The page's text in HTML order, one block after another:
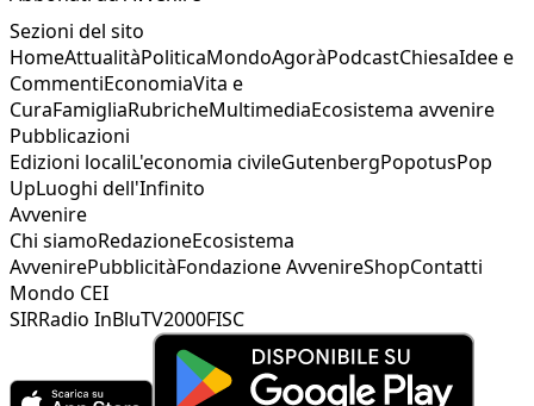
Sezioni del sito
HomeAttualitàPoliticaMondoAgoràPodcastChiesaIdee e
CommentiEconomiaVita e
CuraFamigliaRubricheMultimediaEcosistema avvenire
Pubblicazioni
Edizioni localiL'economia civileGutenbergPopotusPop
UpLuoghi dell'Infinito
Avvenire
Chi siamoRedazioneEcosistema
AvvenirePubblicitàFondazione AvvenireShopContatti
Mondo CEI
SIRRadio InBluTV2000FISC